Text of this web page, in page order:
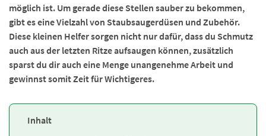
möglich ist. Um gerade diese Stellen sauber zu bekommen,
gibt es eine Vielzahl von Staubsaugerdüsen und Zubehör.
Diese kleinen Helfer sorgen nicht nur dafür, dass du Schmutz
auch aus der letzten Ritze aufsaugen können, zusätzlich
sparst du dir auch eine Menge unangenehme Arbeit und
gewinnst somit Zeit für Wichtigeres.
Inhalt